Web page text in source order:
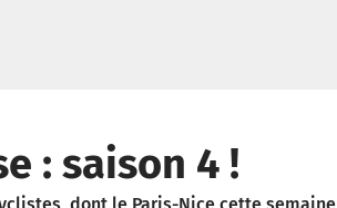
: saison 4 !